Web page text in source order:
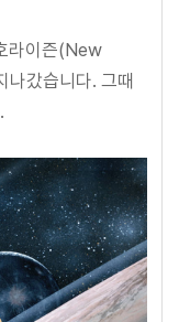
라이즌(New
나갔습니다. 그때